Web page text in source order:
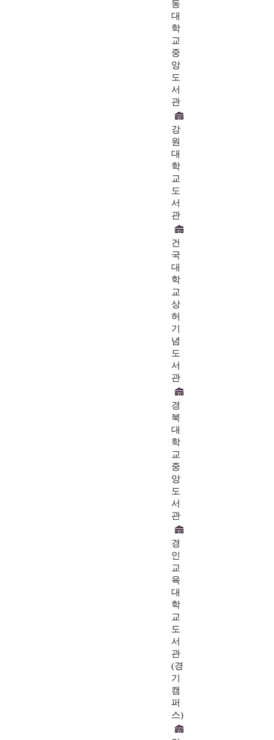
동
대
학
교
중
앙
도
서
관
강
원
대
학
교
도
서
관
건
국
대
학
교
상
허
기
념
도
서
관
경
북
대
학
교
중
앙
도
서
관
경
인
교
육
대
학
교
도
서
관
(경
기
캠
퍼
스)